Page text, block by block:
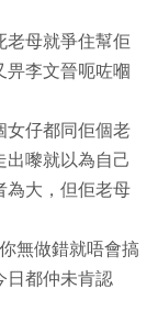
老母就爭住幫佢
畀李文晉呃咗嗰
女仔都同佢個老
出嚟就以為自己
為大，但佢老母
無做錯就唔會搞
日都仲未肯認